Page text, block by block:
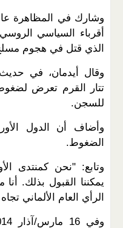
وشارك في المظاهرة
أقرباء السياسي
الذي قتل في هجوم مسلح
وقال أيدمان، في
تتار القرم تعرض
للسجن.
وأضاف أن الدول
الضغوط.
وتابع: "نحن كمنتدى
يمكننا القبول بذلك.
الرأي العام الألماني